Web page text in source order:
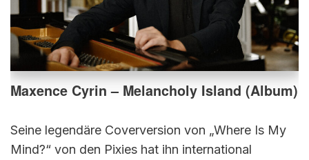
Maxence Cyrin – Melancholy Island (Album)
Seine legendäre Coverversion von „Where Is My
Mind?“ von den Pixies hat ihn international